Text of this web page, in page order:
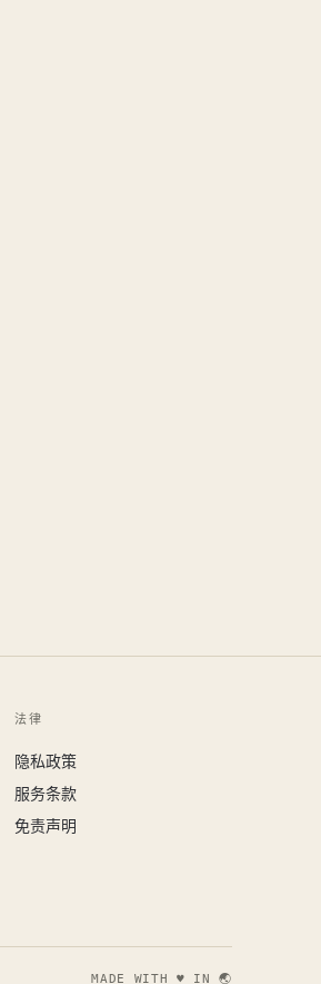
法律
隐私政策
服务条款
免责声明
MADE WITH ♥ IN 🌏